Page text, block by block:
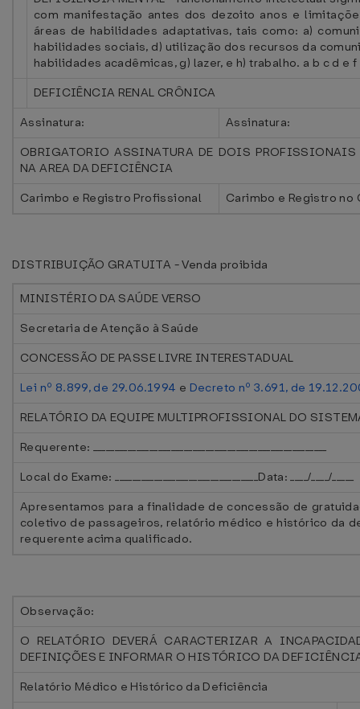
com manifestação antes dos dezoito anos e
áreas de habilidades adaptativas, tais como: a)
habilidades sociais, d) utilização dos recursos da
habilidades acadêmicas, g) lazer, e h) trabalho. a b c d e f
DEFICIÊNCIA RENAL CRÔNICA
Assinatura:
Assinatura:
OBRIGATORIO ASSINATURA DE DOIS
NA AREA DA DEFICIÊNCIA
Carimbo e Registro Profissional
Carimbo e Registro no
DISTRIBUIÇÃO GRATUITA - Venda proibida
MINISTÉRIO DA SAÚDE VERSO
Secretaria de Atenção à Saúde
CONCESSÃO DE PASSE LIVRE INTERESTADUAL
Lei nº 8.899, de 29.06.1994 e Decreto nº 3.691, de
RELATÓRIO DA EQUIPE MULTIPROFISSIONAL DO
Requerente: ______________________________________________________
Local do Exame: _________________________________Data: ____/____/_____
Apresentamos para a finalidade de concessão de
coletivo de passageiros, relatório médico e histórico da
requerente acima qualificado.
Observação:
O RELATÓRIO DEVERÁ CARACTERIZAR A
DEFINIÇÕES E INFORMAR O HISTÓRICO DA
Relatório Médico e Histórico da Deficiência